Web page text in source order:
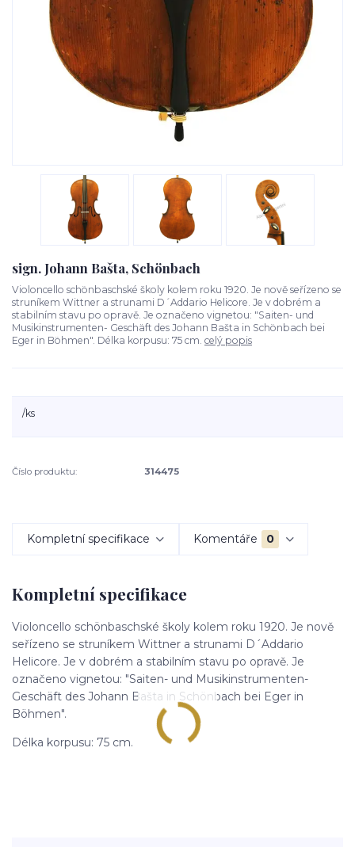
sign. Johann Bašta, Schönbach
Violoncello schönbaschské školy kolem roku 1920. Je nově seřízeno se
struníkem Wittner a strunami D´Addario Helicore. Je v dobrém a
stabilním stavu po opravě. Je označeno vignetou: "Saiten- und
Musikinstrumenten- Geschäft des Johann Bašta in Schönbach bei
Eger in Böhmen". Délka korpusu: 75 cm. celý popis
/ks
Číslo produktu: 314475
Kompletní specifikace Komentáře 0
Kompletní specifikace
Violoncello schönbaschské školy kolem roku 1920. Je nově
seřízeno se struníkem Wittner a strunami D´Addario
Helicore. Je v dobrém a stabilním stavu po opravě. Je
označeno vignetou: "Saiten- und Musikinstrumenten-
Geschäft des Johann Bašta in Schönbach bei Eger in
Böhmen".
Délka korpusu: 75 cm.